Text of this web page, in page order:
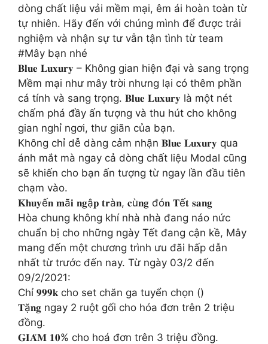
dòng chất liệu vải mềm mại, êm ái hoàn toàn từ
tự nhiên. Hãy đến với chúng mình để được trải
nghiệm và nhận sự tư vẫn tận tình từ team
#Mây bạn nhé
𝐁𝐥𝐮𝐞 𝐋𝐮𝐱𝐮𝐫𝐲 – Không gian hiện đại và sang trọng
Mềm mại như mây trời nhưng lại có thêm phần
cá tính và sang trọng. 𝐁𝐥𝐮𝐞 𝐋𝐮𝐱𝐮𝐫𝐲 là một nét
chấm phá đầy ấn tượng và thu hút cho không
gian nghỉ ngơi, thư giãn của bạn.
Không chỉ dễ dàng cảm nhận 𝐁𝐥𝐮𝐞 𝐋𝐮𝐱𝐮𝐫𝐲 qua
ánh mắt mà ngay cả dòng chất liệu Modal cũng
sẽ khiến cho bạn ấn tượng từ ngay lần đầu tiên
chạm vào.
️𝐊𝐡𝐮𝐲ế𝐧 𝐦ã𝐢 𝐧𝐠ậ𝐩 𝐭𝐫à𝐧, 𝐜ù𝐧𝐠 đó𝐧 𝐓ế𝐭 𝐬𝐚𝐧𝐠 ️
Hòa chung không khí nhà nhà đang náo nức
chuẩn bị cho những ngày Tết đang cận kề, Mây
mang đến một chương trình ưu đãi hấp dẫn
nhất từ trước đến nay. Từ ngày 03/2 đến
09/2/2021:
Chỉ 𝟗𝟗𝟗𝐤 cho set chăn ga tuyển chọn ()
𝐓ặ𝐧𝐠 ngay 2 ruột gối cho hóa đơn trên 2 triệu
đồng.
𝐆𝐈𝐀̉𝐌 𝟏𝟎% cho hoá đơn trên 3 triệu đồng.